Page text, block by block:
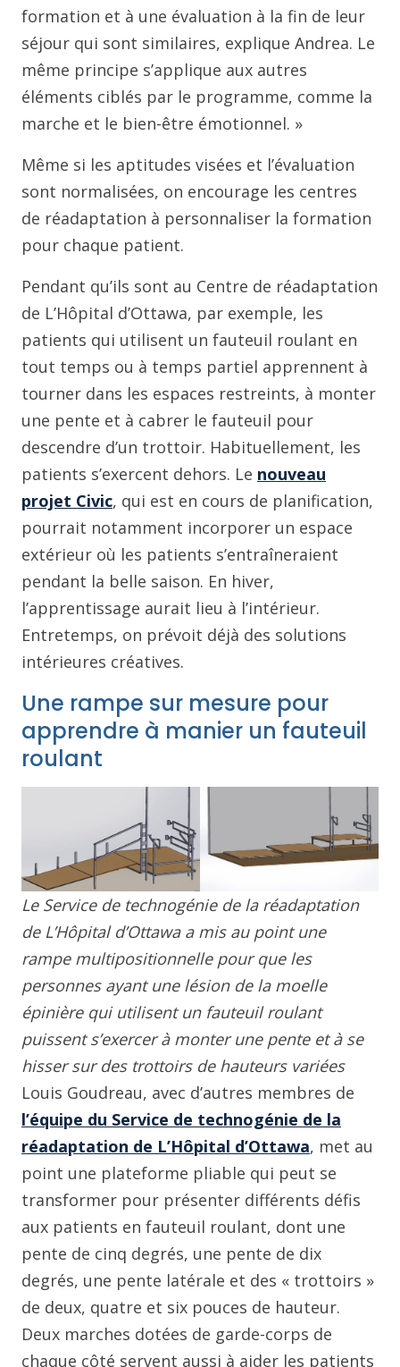
formation et à une évaluation à la fin de leur
séjour qui sont similaires, explique Andrea. Le
même principe s’applique aux autres
éléments ciblés par le programme, comme la
marche et le bien-être émotionnel. »
Même si les aptitudes visées et l’évaluation
sont normalisées, on encourage les centres
de réadaptation à personnaliser la formation
pour chaque patient.
Pendant qu’ils sont au Centre de réadaptation
de L’Hôpital d’Ottawa, par exemple, les
patients qui utilisent un fauteuil roulant en
tout temps ou à temps partiel apprennent à
tourner dans les espaces restreints, à monter
une pente et à cabrer le fauteuil pour
descendre d’un trottoir. Habituellement, les
patients s’exercent dehors. Le nouveau
projet Civic, qui est en cours de planification,
pourrait notamment incorporer un espace
extérieur où les patients s’entraîneraient
pendant la belle saison. En hiver,
l’apprentissage aurait lieu à l’intérieur.
Entretemps, on prévoit déjà des solutions
intérieures créatives.
Une rampe sur mesure pour
apprendre à manier un fauteuil
roulant
Le Service de technogénie de la réadaptation
de L’Hôpital d’Ottawa a mis au point une
rampe multipositionnelle pour que les
personnes ayant une lésion de la moelle
épinière qui utilisent un fauteuil roulant
puissent s’exercer à monter une pente et à se
hisser sur des trottoirs de hauteurs variées
Louis Goudreau, avec d’autres membres de
l’équipe du Service de technogénie de la
réadaptation de L’Hôpital d’Ottawa, met au
point une plateforme pliable qui peut se
transformer pour présenter différents défis
aux patients en fauteuil roulant, dont une
pente de cinq degrés, une pente de dix
degrés, une pente latérale et des « trottoirs »
de deux, quatre et six pouces de hauteur.
Deux marches dotées de garde-corps de
chaque côté servent aussi à aider les patients